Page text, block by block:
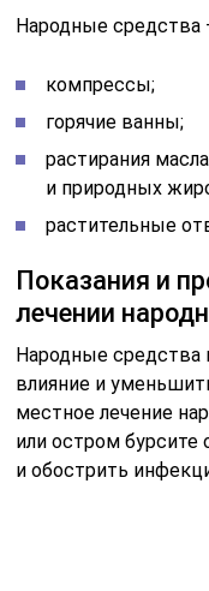
в одном случае:
Многие травы
зверобой и т. д.)
свойствами.
пить при
Но использовать
для лечения
Лучше всего